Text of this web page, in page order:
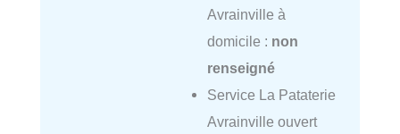
Avrainville à
domicile : non
renseigné
Service La Pataterie
Avrainville ouvert